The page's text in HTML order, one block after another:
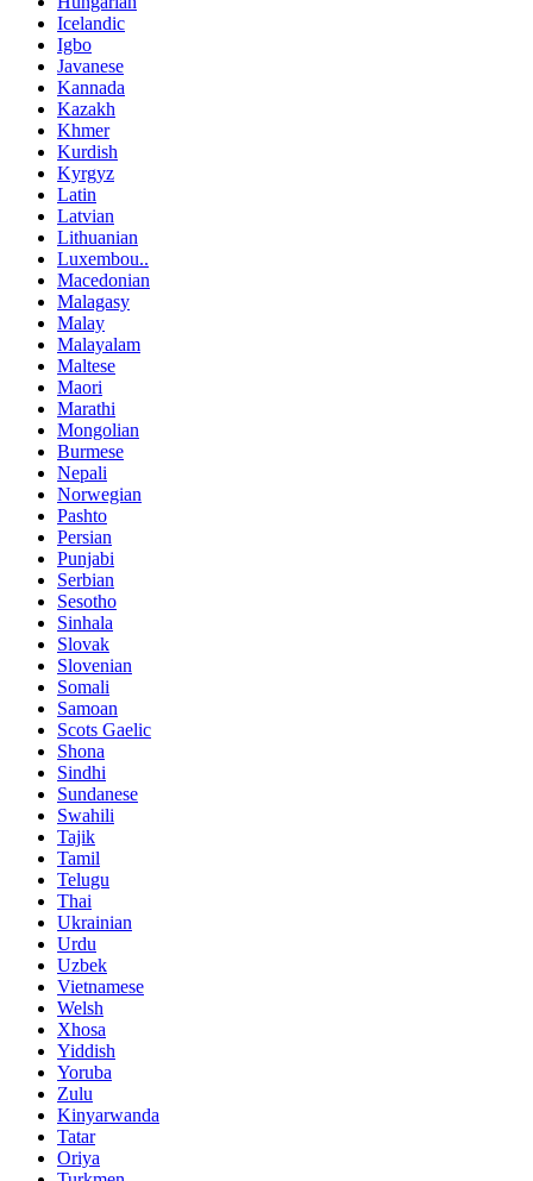
Icelandic
Igbo
Javanese
Kannada
Kazakh
Khmer
Kurdish
Kyrgyz
Latin
Latvian
Lithuanian
Luxembou..
Macedonian
Malagasy
Malay
Malayalam
Maltese
Maori
Marathi
Mongolian
Burmese
Nepali
Norwegian
Pashto
Persian
Punjabi
Serbian
Sesotho
Sinhala
Slovak
Slovenian
Somali
Samoan
Scots Gaelic
Shona
Sindhi
Sundanese
Swahili
Tajik
Tamil
Telugu
Thai
Ukrainian
Urdu
Uzbek
Vietnamese
Welsh
Xhosa
Yiddish
Yoruba
Zulu
Kinyarwanda
Tatar
Oriya